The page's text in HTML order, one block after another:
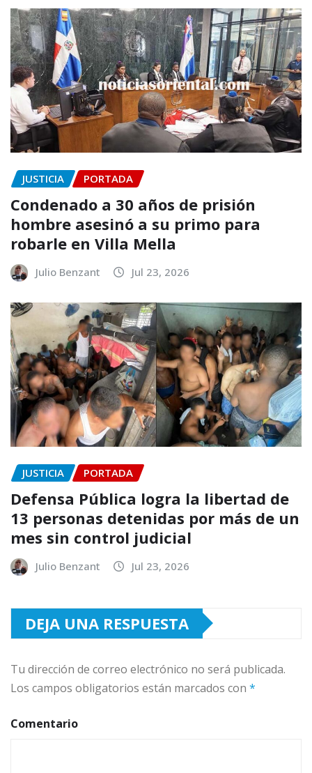
JUSTICIA PORTADA
Condenado a 30 años de prisión
hombre asesinó a su primo para
robarle en Villa Mella
Julio Benzant Jul 23, 2026
JUSTICIA PORTADA
Defensa Pública logra la libertad de
13 personas detenidas por más de un
mes sin control judicial
Julio Benzant Jul 23, 2026
DEJA UNA RESPUESTA
Tu dirección de correo electrónico no será publicada.
Los campos obligatorios están marcados con *
Comentario